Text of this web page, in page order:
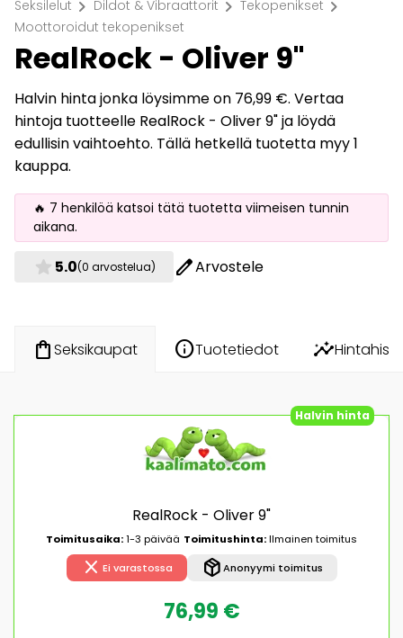
Seksilelut chevron_right Dildot & Vibraattorit chevron_right Tekopenikset chevron_right
Moottoroidut tekopenikset
RealRock - Oliver 9"
Halvin hinta jonka löysimme on 76,99 €. Vertaa
hintoja tuotteelle RealRock - Oliver 9" ja löydä
edullisin vaihtoehto. Tällä hetkellä tuotetta myy 1
kauppa.
🔥 7 henkilöä katsoi tätä tuotetta viimeisen tunnin
aikana.
star 5.0(0 arvostelua) editArvostele
shopping_bagSeksikaupat infoTuotetiedot insights
Halvin hinta
RealRock - Oliver 9"
Toimitusaika:1-3 päivää Toimitushinta:Ilmainen toimitus
close Ei varastossa package_2Anonyymi toimitus
76,99 €